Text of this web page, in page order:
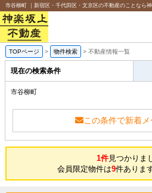
市谷柳町 ｜新宿区・千代田区・文京区の不動産のことなら
TOPページ > 物件検索 > 不動産情報一覧
現在の検索条件
市谷柳町
この条件で新着
1件見つかりま
会員限定物件は9件ありま